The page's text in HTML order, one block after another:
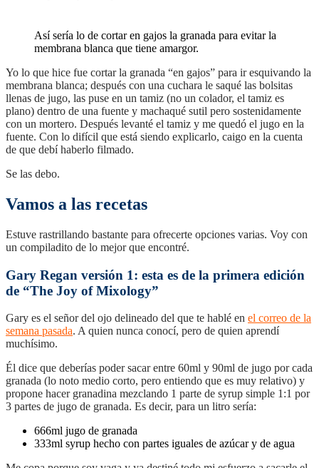
Así sería lo de cortar en gajos la granada para evitar la
membrana blanca que tiene amargor.
Yo lo que hice fue cortar la granada “en gajos” para ir esquivando la
membrana blanca; después con una cuchara le saqué las bolsitas
llenas de jugo, las puse en un tamiz (no un colador, el tamiz es
plano) dentro de una fuente y machaqué sutil pero sostenidamente
con un mortero. Después levanté el tamiz y me quedó el jugo en la
fuente. Con lo difícil que está siendo explicarlo, caigo en la cuenta
de que debí haberlo filmado.
Se las debo.
Vamos a las recetas
Estuve rastrillando bastante para ofrecerte opciones varias. Voy con
un compiladito de lo mejor que encontré.
Gary Regan versión 1: esta es de la primera edición
de “The Joy of Mixology”
Gary es el señor del ojo delineado del que te hablé en el correo de la
semana pasada. A quien nunca conocí, pero de quien aprendí
muchísimo.
Él dice que deberías poder sacar entre 60ml y 90ml de jugo por cada
granada (lo noto medio corto, pero entiendo que es muy relativo) y
propone hacer granadina mezclando 1 parte de syrup simple 1:1 por
3 partes de jugo de granada. Es decir, para un litro sería:
666ml jugo de granada
333ml syrup hecho con partes iguales de azúcar y de agua